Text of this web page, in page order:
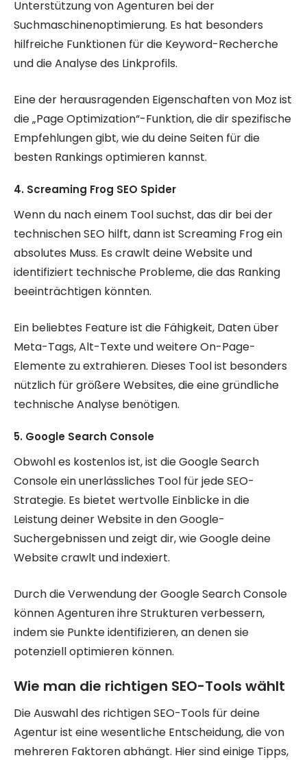
Unterstützung von Agenturen bei der
Suchmaschinenoptimierung. Es hat besonders
hilfreiche Funktionen für die Keyword-Recherche
und die Analyse des Linkprofils.
Eine der herausragenden Eigenschaften von Moz ist
die „Page Optimization“-Funktion, die dir spezifische
Empfehlungen gibt, wie du deine Seiten für die
besten Rankings optimieren kannst.
4. Screaming Frog SEO Spider
Wenn du nach einem Tool suchst, das dir bei der
technischen SEO hilft, dann ist Screaming Frog ein
absolutes Muss. Es crawlt deine Website und
identifiziert technische Probleme, die das Ranking
beeinträchtigen könnten.
Ein beliebtes Feature ist die Fähigkeit, Daten über
Meta-Tags, Alt-Texte und weitere On-Page-
Elemente zu extrahieren. Dieses Tool ist besonders
nützlich für größere Websites, die eine gründliche
technische Analyse benötigen.
5. Google Search Console
Obwohl es kostenlos ist, ist die Google Search
Console ein unerlässliches Tool für jede SEO-
Strategie. Es bietet wertvolle Einblicke in die
Leistung deiner Website in den Google-
Suchergebnissen und zeigt dir, wie Google deine
Website crawlt und indexiert.
Durch die Verwendung der Google Search Console
können Agenturen ihre Strukturen verbessern,
indem sie Punkte identifizieren, an denen sie
potenziell optimieren können.
Wie man die richtigen SEO-Tools wählt
Die Auswahl des richtigen SEO-Tools für deine
Agentur ist eine wesentliche Entscheidung, die von
mehreren Faktoren abhängt. Hier sind einige Tipps,